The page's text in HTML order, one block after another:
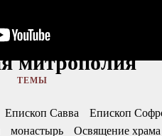
ТЕМЫ
Епископ Савва
Епископ
монастырь Освящение храма